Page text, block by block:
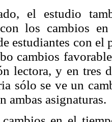
el estudio
los cambios
estudiantes con el
cambios
lectora, y en tres
sólo se ve un
ambas asignaturas.